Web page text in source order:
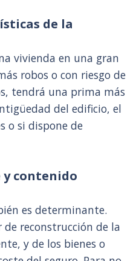
de la
vivienda en una gran
robos o con riesgo de
tendrá una prima más
del edificio, el
o si dispone de
contenido
es determinante.
reconstrucción de la
y de los bienes o